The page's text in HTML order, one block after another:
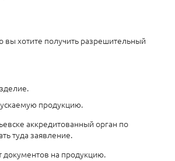
вы хотите получить разрешительный
продукцию.
аккредитованный орган по
туда заявление.
документов на продукцию.